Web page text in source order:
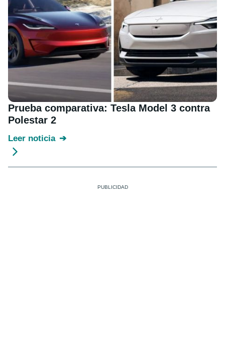
Prueba comparativa: Tesla Model 3 contra
Polestar 2
Leer noticia